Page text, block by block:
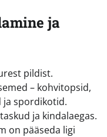
ja
pildist.
– kohvitopsid,
ja spordikotid.
ja kindalaegas.
on pääseda ligi